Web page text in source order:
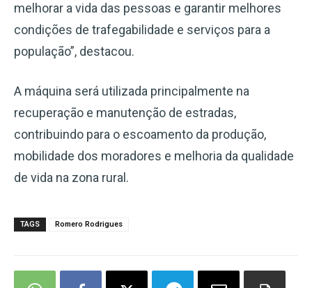
melhorar a vida das pessoas e garantir melhores
condições de trafegabilidade e serviços para a
população”, destacou.
A máquina será utilizada principalmente na
recuperação e manutenção de estradas,
contribuindo para o escoamento da produção,
mobilidade dos moradores e melhoria da qualidade
de vida na zona rural.
TAGS Romero Rodrigues